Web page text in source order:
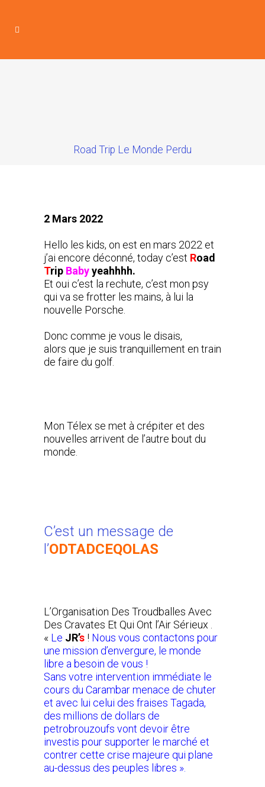
Road Trip Le Monde Perdu
2 Mars 2022
Hello les kids, on est en mars 2022 et
j’ai encore déconné, today c’est Road
Trip Babyyeahhhh.
Et oui c’est la rechute, c’est mon psy
qui va se frotter les mains, à lui la
nouvelle Porsche.
Donc comme je vous le disais,
alors que je suis tranquillement en train
de faire du golf.
Mon Télex se met à crépiter et des
nouvelles arrivent de l’autre bout du
monde.
C’est un message de
l’ODTADCEQOLAS
L’Organisation Des Troudballes Avec
Des Cravates Et Qui Ont l’Air Sérieux .
« Le JR’s ! Nous vous contactons pour
une mission d’envergure, le monde
libre a besoin de vous !
Sans votre intervention immédiate le
cours du Carambar menace de chuter
et avec lui celui des fraises Tagada,
des millions de dollars de
petrobrouzoufs vont devoir être
investis pour supporter le marché et
contrer cette crise majeure qui plane
au-dessus des peuples libres ».